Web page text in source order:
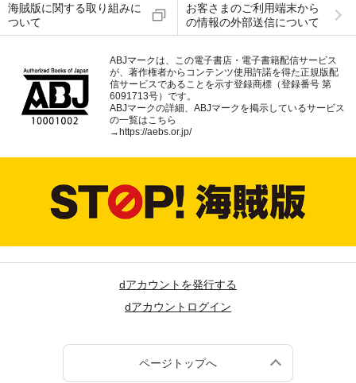
海賊版に関する取り組みに
ついて
お客さまのご利用端末から
の情報の外部送信について
ABJマークは、この電子書店・電子書籍配信サービス
が、著作権者からコンテンツ使用許諾を得た正規版配
信サービスであることを示す登録商標（登録番号 第
6091713号）です。
ABJマークの詳細、ABJマークを掲示しているサービス
の一覧はこちら
→https://aebs.or.jp/
dアカウントを発行する
dアカウントログイン
ページトップへ